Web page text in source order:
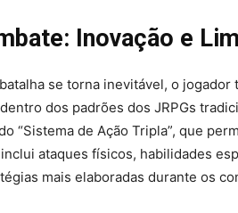
Inovação e
se torna inevitável, o jogador
dos padrões dos JRPGs
“Sistema de Ação Tripla”, que
ataques físicos, habilidades
mais elaboradas durante os